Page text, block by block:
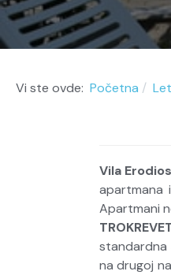
Vi ste ovde: Početna
Vila Erodios
apartmana
Apartmani
standardna
na drugoj